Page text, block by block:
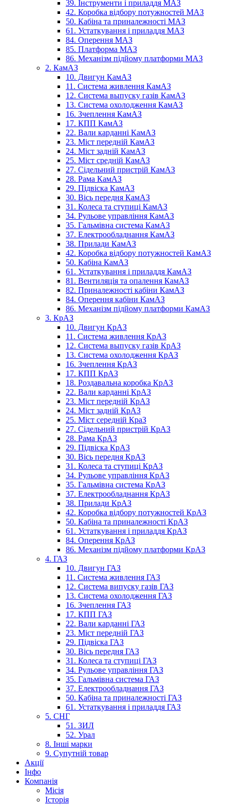
39. Інструменти і приладдя МАЗ
42. Коробка відбору потужностей МАЗ
50. Кабіна та приналежності МАЗ
61. Устаткування і приладдя МАЗ
84. Оперення МАЗ
85. Платформа МАЗ
86. Механізм підйому платформи МАЗ
2. КамАЗ
10. Двигун КамАЗ
11. Система живлення КамАЗ
12. Система выпуску газів КамАЗ
13. Система охолодження КамАЗ
16. Зчеплення КамАЗ
17. КПП КамАЗ
22. Вали карданні КамАЗ
23. Міст передній КамАЗ
24. Міст задній КамАЗ
25. Міст средній КамАЗ
27. Сідельний пристрій КамАЗ
28. Рама КамАЗ
29. Підвіска КамАЗ
30. Вісь передня КамАЗ
31. Колеса та ступиці КамАЗ
34. Рульове управління КамАЗ
35. Гальмівна система КамАЗ
37. Електрообладнання КамАЗ
38. Прилади КамАЗ
42. Коробка відбору потужностей КамАЗ
50. Кабіна КамАЗ
61. Устаткування і приладдя КамАЗ
81. Вентиляція та опалення КамАЗ
82. Приналежності кабіни КамАЗ
84. Оперення кабіни КамАЗ
86. Механізм підйому платформи КамАЗ
3. КрАЗ
10. Двигун КрАЗ
11. Система живлення КрАЗ
12. Система выпуску газів КрАЗ
13. Система охолодження КрАЗ
16. Зчеплення КрАЗ
17. КПП КрАЗ
18. Роздавальна коробка КрАЗ
22. Вали карданні КрАЗ
23. Міст передній КрАЗ
24. Міст задній КрАЗ
25. Міст середній КраЗ
27. Сідельний пристрій КрАЗ
28. Рама КрАЗ
29. Підвіска КрАЗ
30. Вісь передня КрАЗ
31. Колеса та ступиці КрАЗ
34. Рульове управління КрАЗ
35. Гальмівна система КрАЗ
37. Електрообладнання КрАЗ
38. Прилади КрАЗ
42. Коробка відбору потужностей КрАЗ
50. Кабіна та приналежності КрАЗ
61. Устаткування і приладдя КрАЗ
84. Оперення КрАЗ
86. Механізм підйому платформи КрАЗ
4. ГАЗ
10. Двигун ГАЗ
11. Система живлення ГАЗ
12. Система випуску газів ГАЗ
13. Система охолодження ГАЗ
16. Зчеплення ГАЗ
17. КПП ГАЗ
22. Вали карданні ГАЗ
23. Міст передній ГАЗ
29. Підвіска ГАЗ
30. Вісь передня ГАЗ
31. Колеса та ступиці ГАЗ
34. Рульове управління ГАЗ
35. Гальмівна система ГАЗ
37. Електрообладнання ГАЗ
50. Кабіна та приналежності ГАЗ
61. Устаткування і приладдя ГАЗ
5. СНГ
51. ЗИЛ
52. Урал
8. Інші марки
9. Супутній товар
Акції
Інфо
Компанія
Місія
Історія